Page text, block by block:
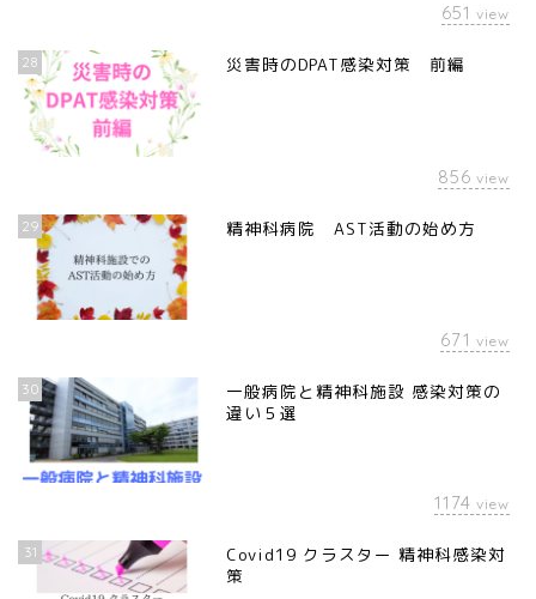
651 view
28 災害時のDPAT感染対策 前編
856 view
29 精神科病院 AST活動の始め方
671 view
30
一般病院と精神科施設 感染対策の
違い５選
1174 view
31
Covid19 クラスター 精神科感染対
策